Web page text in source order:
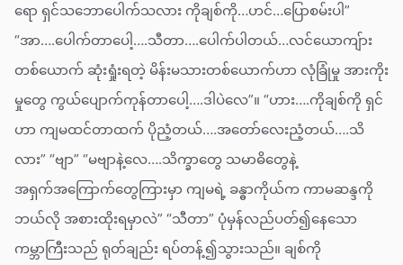
ရော ရှင်သဘောပေါက်သလား ကိုချစ်ကို…ဟင်…ပြောစမ်းပါ”
“အာ….ပေါက်တာပေါ့….သီတာ….ပေါက်ပါတယ်…လင်ယောကျ်ား
တစ်ယောက် ဆုံးရှုံးရတဲ့ မိန်းမသားတစ်ယောက်ဟာ လုံခြုံမှု အားကိုး
မှုတွေ ကွယ်ပျောက်ကုန်တာပေါ့….ဒါပဲလေ”။ “ဟား….ကိုချစ်ကို ရှင်
ဟာ ကျမထင်တာထက် ပိုညံ့တယ်….အတော်လေးညံ့တယ်….သိ
လား” “ဗျာ” “မဗျာနဲ့လေ….သိက္ခာတွေ သမာဓိတွေနဲ့
အရှက်အကြောက်တွေကြားမှာ ကျမရဲ့ ခန္ဓာကိုယ်က ကာမဆန္ဒကို
ဘယ်လို အစားထိုးရမှာလဲ” “သီတာ” ပုံမှန်လည်ပတ်၍နေသော
ကမ္ဘာကြီးသည် ရုတ်ချည်း ရပ်တန့်၍သွားသည်။ ချစ်ကို